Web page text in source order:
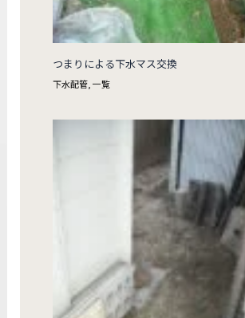
つまりによる下水マス交換
下水配管 ,一覧